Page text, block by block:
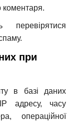
коментаря.
перевірятися
при
в базі даних
адресу, часу
операційної